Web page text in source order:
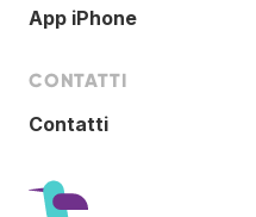
App iPhone
CONTATTI
Contatti